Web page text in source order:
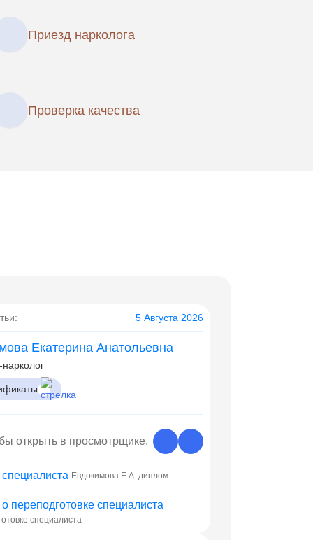
Приезд нарколога
Проверка качества
5 Августа 2026
Екатерина Анатольевна
открыть в просмотрщике.
Евдокимова Е.А. диплом
специалиста